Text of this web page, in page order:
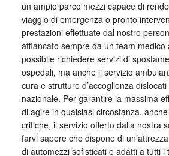
un ampio parco mezzi capace di
viaggio di emergenza o pronto
prestazioni effettuate dal nostro
affiancato sempre da un team medico
possibile richiedere servizi di
ospedali, ma anche il servizio
cura e strutture d’accoglienza
nazionale. Per garantire la massima
di agire in qualsiasi circostanza,
critiche, il servizio offerto dalla nostra
farvi sapere che dispone di
di automezzi sofisticati e adatti a tutti i